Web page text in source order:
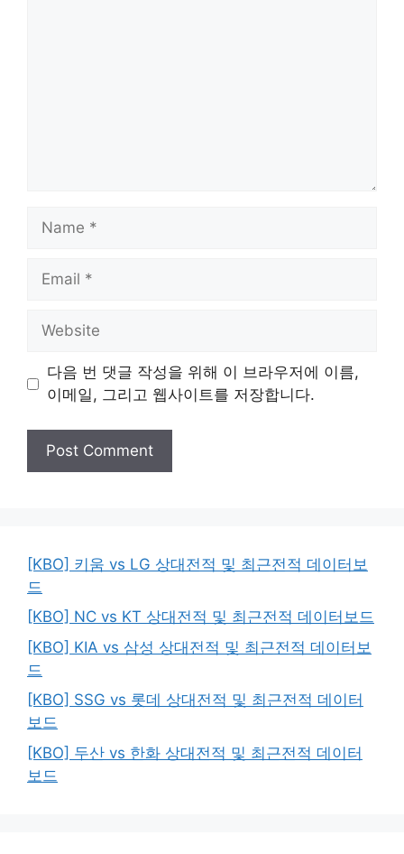
Name
Email
Website
다음 번 댓글 작성을 위해 이 브라우저에 이름,
이메일, 그리고 웹사이트를 저장합니다.
[KBO] 키움 vs LG 상대전적 및 최근전적 데이터보
드
[KBO] NC vs KT 상대전적 및 최근전적 데이터보드
[KBO] KIA vs 삼성 상대전적 및 최근전적 데이터보
드
[KBO] SSG vs 롯데 상대전적 및 최근전적 데이터
보드
[KBO] 두산 vs 한화 상대전적 및 최근전적 데이터
보드